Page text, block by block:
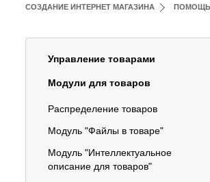
СОЗДАНИЕ ИНТЕРНЕТ МАГАЗИНА ПОМОЩЬ
Управление товарами
Модули для товаров
Распределение товаров
Модуль "Файлы в товаре"
Модуль "Интеллектуальное
описание для товаров"